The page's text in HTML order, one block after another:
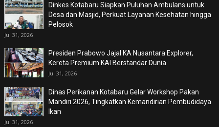
Dinkes Kotabaru Siapkan Puluhan Ambulans untuk
Desa dan Masjid, Perkuat Layanan Kesehatan hingga
Pelosok
Jul 31, 2026
Presiden Prabowo Jajal KA Nusantara Explorer,
Kereta Premium KAI Berstandar Dunia
Jul 31, 2026
Dinas Perikanan Kotabaru Gelar Workshop Pakan
Mandiri 2026, Tingkatkan Kemandirian Pembudidaya
Ikan
Jul 31, 2026